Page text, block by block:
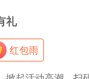
礼
红包雨